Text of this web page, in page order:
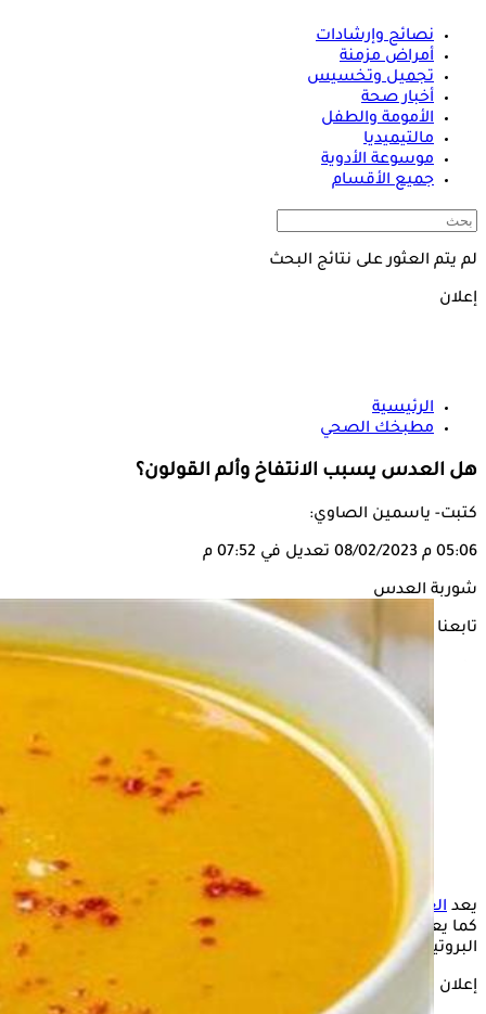
نصائح وإرشادات
أمراض مزمنة
تجميل وتخسيس
أخبار صحة
الأمومة والطفل
مالتيميديا
موسوعة الأدوية
جميع الأقسام
لم يتم العثور على نتائج البحث
إعلان
الرئيسية
مطبخك الصحي
هل العدس يسبب الانتفاخ وألم القولون؟
كتبت- ياسمين الصاوي:
05:06 م 08/02/2023 تعديل في 07:52 م
شوربة العدس
تابعنا على
يعد العدس
من الوجبات الشتوية الغنية بالعناصر الغذائية المهمة،
كما يعتبر من الأطعمة المناسبة للنباتيين للحصول على
البروتينات.
إعلان